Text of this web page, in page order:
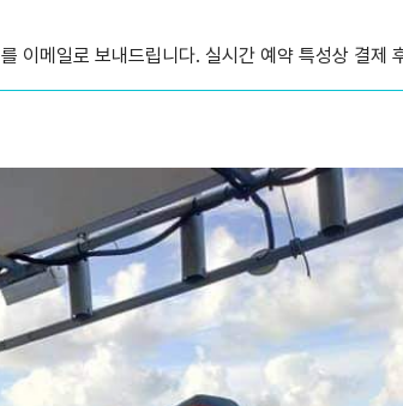
이메일로 보내드립니다. 실시간 예약 특성상 결제